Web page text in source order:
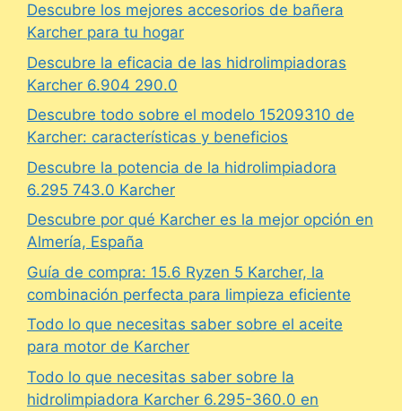
Descubre los mejores accesorios de bañera
Karcher para tu hogar
Descubre la eficacia de las hidrolimpiadoras
Karcher 6.904 290.0
Descubre todo sobre el modelo 15209310 de
Karcher: características y beneficios
Descubre la potencia de la hidrolimpiadora
6.295 743.0 Karcher
Descubre por qué Karcher es la mejor opción en
Almería, España
Guía de compra: 15.6 Ryzen 5 Karcher, la
combinación perfecta para limpieza eficiente
Todo lo que necesitas saber sobre el aceite
para motor de Karcher
Todo lo que necesitas saber sobre la
hidrolimpiadora Karcher 6.295-360.0 en